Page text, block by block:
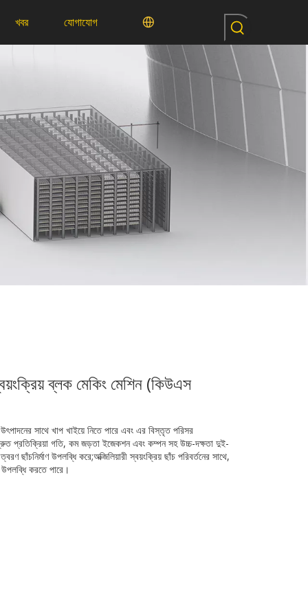
খবর যোগাযোগ
ব্লক মেকিং মেশিন (কিউএস
সাথে খাপ খাইয়ে নিতে পারে এবং এর বিস্তৃত পরিসর
প্রতিক্রিয়া গতি, কম জড়তা ইজেকশন এবং কম্পন সহ উচ্চ-দক্ষতা দুই-
ছাঁচনির্মাণ উপলব্ধি করে;অক্জিলিয়ারী স্বয়ংক্রিয় ছাঁচ পরিবর্তনের সাথে,
করতে পারে।